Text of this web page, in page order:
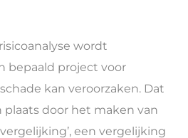
wordt
bepaald project voor
kan veroorzaken. Dat
door het maken van
een vergelijking